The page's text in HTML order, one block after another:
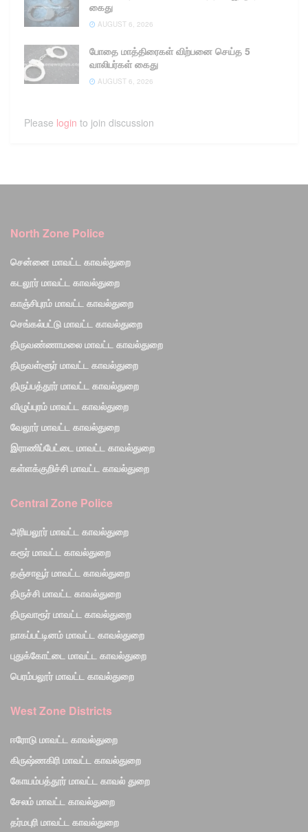
கைது
AUGUST 6, 2026
போதை மாத்திரைகள் விற்பனை செய்த 5
வாலிபர்கள் கைது
AUGUST 6, 2026
Please login to join discussion
North Zone Police
சென்னை மாவட்ட காவல்துறை
கடலூர் மாவட்ட காவல்துறை
காஞ்சிபுரம் மாவட்ட காவல்துறை
செங்கல்பட்டு மாவட்ட காவல்துறை
திருவண்ணாமலை மாவட்ட காவல்துறை
திருவள்ளூர் மாவட்ட காவல்துறை
திருப்பத்தூர் மாவட்ட காவல்துறை
விழுப்புரம் மாவட்ட காவல்துறை
வேலூர் மாவட்ட காவல்துறை
இராணிப்பேட்டை மாவட்ட காவல்துறை
கள்ளக்குறிச்சி மாவட்ட காவல்துறை
Central Zone Police
அரியலூர் மாவட்ட காவல்துறை
கரூர் மாவட்ட காவல்துறை
தஞ்சாவூர் மாவட்ட காவல்துறை
திருச்சி மாவட்ட காவல்துறை
திருவாரூர் மாவட்ட காவல்துறை
நாகப்பட்டினம் மாவட்ட காவல்துறை
புதுக்கோட்டை மாவட்ட காவல்துறை
பெரம்பலூர் மாவட்ட காவல்துறை
West Zone Districts
ஈரோடு மாவட்ட காவல்துறை
கிருஷ்ணகிரி மாவட்ட காவல்துறை
கோயம்பத்தூர் மாவட்ட காவல் துறை
சேலம் மாவட்ட காவல்துறை
தர்மபுரி மாவட்ட காவல்துறை